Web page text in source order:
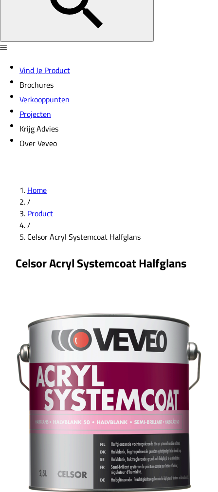
Vind Je Product
Brochures
Verkooppunten
Projecten
Krijg Advies
Over Veveo
Home
/
Product
/
Celsor Acryl Systemcoat Halfglans
Celsor Acryl Systemcoat Halfglans